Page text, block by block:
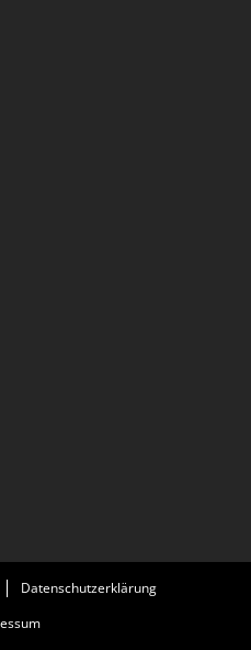
Datenschutzerklärung